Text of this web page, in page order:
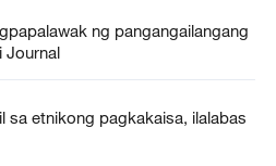
ng pangangailangang
Journal
sa etnikong pagkakaisa, ilalabas